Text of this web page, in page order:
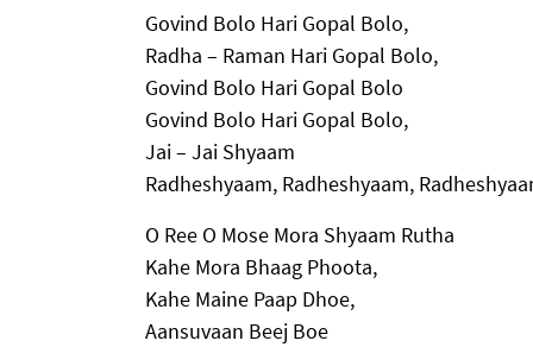
Govind Bolo Hari Gopal Bolo,
Radha – Raman Hari Gopal Bolo,
Govind Bolo Hari Gopal Bolo
Govind Bolo Hari Gopal Bolo,
Jai – Jai Shyaam
Radheshyaam, Radheshyaam,
O Ree O Mose Mora Shyaam Rutha
Kahe Mora Bhaag Phoota,
Kahe Maine Paap Dhoe,
Aansuvaan Beej Boe